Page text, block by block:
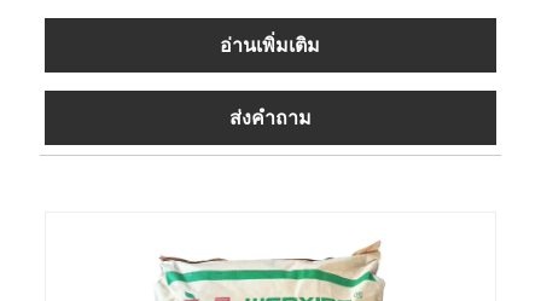
อ่านเพิ่มเติม
ส่งคำถาม